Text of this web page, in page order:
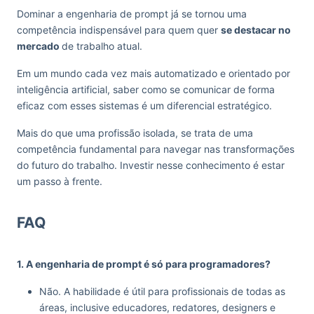
Dominar a engenharia de prompt já se tornou uma
competência indispensável para quem quer se destacar no
mercado de trabalho atual.
Em um mundo cada vez mais automatizado e orientado por
inteligência artificial, saber como se comunicar de forma
eficaz com esses sistemas é um diferencial estratégico.
Mais do que uma profissão isolada, se trata de uma
competência fundamental para navegar nas transformações
do futuro do trabalho. Investir nesse conhecimento é estar
um passo à frente.
FAQ
1. A engenharia de prompt é só para programadores?
Não. A habilidade é útil para profissionais de todas as
áreas, inclusive educadores, redatores, designers e